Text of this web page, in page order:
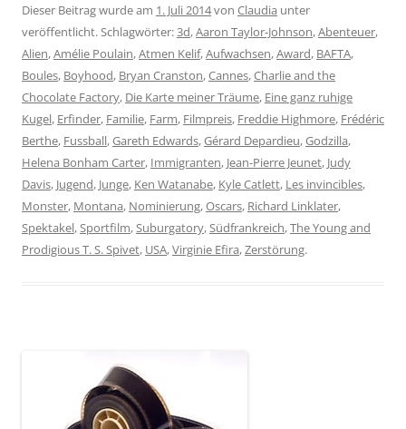
Dieser Beitrag wurde am 1. Juli 2014von Claudia unter
veröffentlicht. Schlagwörter:3d,Aaron Taylor-Johnson,Abenteuer,
Alien,Amélie Poulain,Atmen Kelif,Aufwachsen,Award, BAFTA,
Boules, Boyhood, Bryan Cranston,Cannes,Charlie and the
Chocolate Factory, Die Karte meiner Träume, Eine ganz ruhige
Kugel, Erfinder, Familie, Farm, Filmpreis, Freddie Highmore, Frédéric
Berthe, Fussball,Gareth Edwards,Gérard Depardieu,Godzilla,
Helena Bonham Carter, Immigranten, Jean-Pierre Jeunet, Judy
Davis, Jugend, Junge, Ken Watanabe, Kyle Catlett, Les invincibles,
Monster, Montana, Nominierung,Oscars, Richard Linklater,
Spektakel,Sportfilm,Suburgatory,Südfrankreich,The Young and
Prodigious T. S. Spivet, USA,Virginie Efira,Zerstörung.